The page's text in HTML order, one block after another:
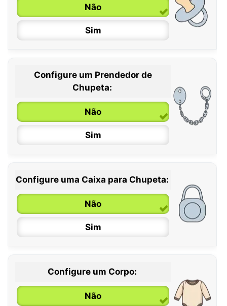
Não
Sim
0 / 6 meses
6 / 36 meses
Configure um Prendedor de
Chupeta:
Não
Sim
Configure uma Caixa para Chupeta:
Não
Sim
Configure um Corpo:
Não